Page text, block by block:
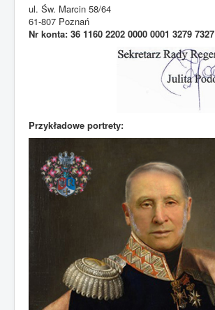
ul. Św. Marcin 58/64
61-807 Poznań
Nr konta: 36 1160 2202 0000 0001 3279 7327
Przykładowe portrety: